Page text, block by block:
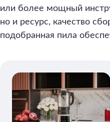
или более мощный
но и ресурс, качество
подобранная пила